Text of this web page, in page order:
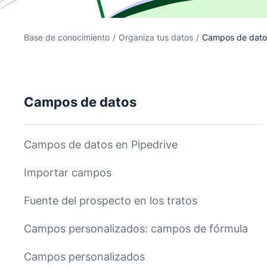
Base de conocimiento / Organiza tus datos / Campos de
Campos de datos
Campos de datos en Pipedrive
Importar campos
Fuente del prospecto en los tratos
Campos personalizados: campos de fórmula
Campos personalizados